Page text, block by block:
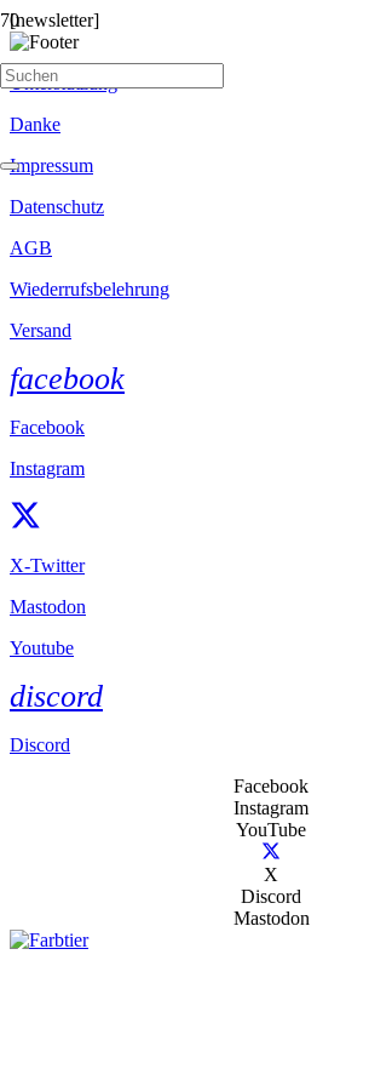
[newsletter]
Unterstützung
Danke
Impressum
Datenschutz
AGB
Wiederrufsbelehrung
Versand
facebook
Facebook
Instagram
X-Twitter
Mastodon
Youtube
discord
Discord
Facebook
Instagram
YouTube
X
Discord
Mastodon